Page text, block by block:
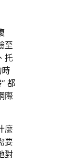
至
托
都
際
麼
要
對